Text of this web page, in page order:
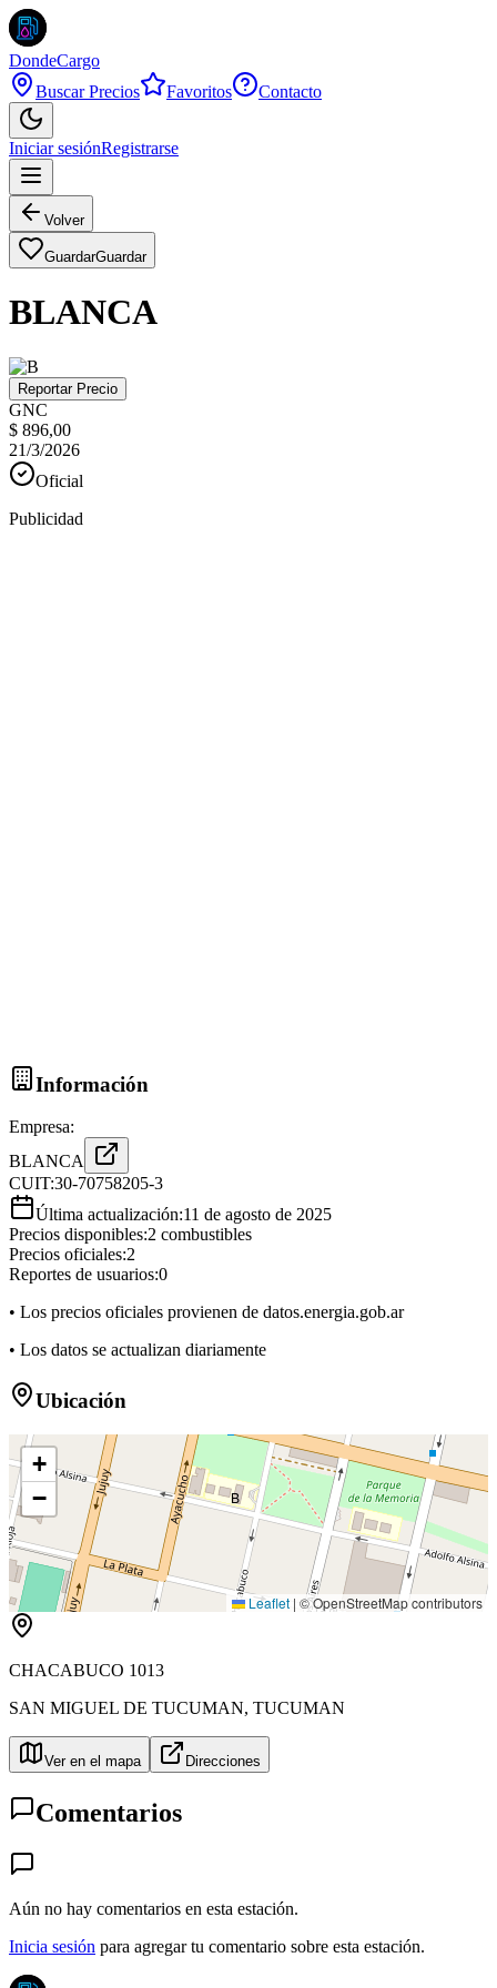
DondeCargo
Buscar Precios
Favoritos Contacto
Iniciar sesiónRegistrarse
Volver
GuardarGuardar
BLANCA
Reportar Precio
GNC
$ 896,00
21/3/2026
Oficial
Publicidad
Información
Empresa:
BLANCA
CUIT:30-70758205-3
Última actualización:11 de agosto de 2025
Precios disponibles:2 combustibles
Precios oficiales:2
Reportes de usuarios:0
• Los precios oficiales provienen de datos.energia.gob.ar
• Los datos se actualizan diariamente
Ubicación
B
+
−
Leaflet | © OpenStreetMap contributors
CHACABUCO 1013
SAN MIGUEL DE TUCUMAN, TUCUMAN
Ver en el mapa Direcciones
Comentarios
Aún no hay comentarios en esta estación.
Inicia sesión para agregar tu comentario sobre esta estación.